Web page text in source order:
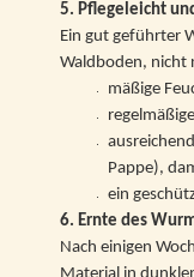
5. Pflegeleicht
Ein gut geführter
Waldboden, nicht
mäßige
Pappe),
ein
6. Ernte des
Nach einigen